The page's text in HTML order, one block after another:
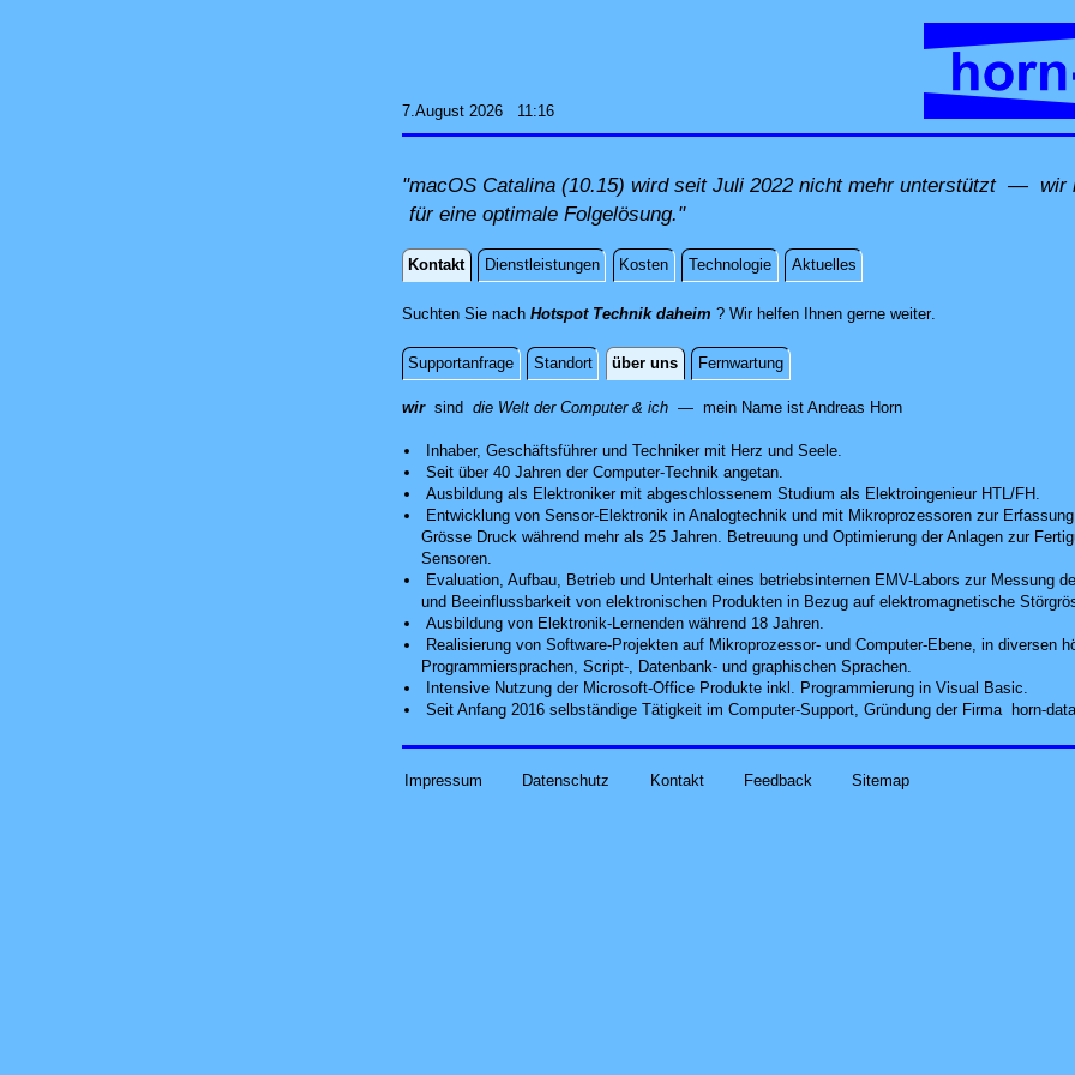
7.August 2026 11:16
"macOS Catalina (10.15) wird seit Juli 2022 nicht mehr unterstützt — wir
für eine optimale Folgelösung."
Kontakt Dienstleistungen Kosten Technologie Aktuelles
Kontakt
Suchten Sie nach Hotspot Technik daheim ? Wir helfen Ihnen gerne weiterdirekt vor Ort
.
Supportanfrage Standort über uns Fernwartung
über uns
wirsind die Welt der Computer & ich— mein Name ist Andreas Horn
Inhaber, Geschäftsführer und Techniker mit Herz und Seele.
Seit über 40 Jahren der Computer-Technik angetan.
Ausbildung als Elektroniker mit abgeschlossenem Studium als Elektroingenieur HTL/FH.
Entwicklung von Sensor-Elektronik in Analogtechnik und mit Mikroprozessoren zur
Grösse Druck während mehr als 25 Jahren. Betreuung und Optimierung der Anlagen zur
Sensoren.
Evaluation, Aufbau, Betrieb und Unterhalt eines betriebsinternen EMV-Labors zur Messung
und Beeinflussbarkeit von elektronischen Produkten in Bezug auf elektromagnetische
Ausbildung von Elektronik-Lernenden während 18 Jahren.
Realisierung von Software-Projekten auf Mikro­prozessor- und Computer-Ebene, in diversen
Programmiersprachen, Script-, Datenbank- und graphischen Sprachen.
Intensive Nutzung der Microsoft-Office Produkte inkl. Programmierung in Visual Basic.
Seit Anfang 2016 selbständige Tätigkeit im Computer-Support, Gründung der Firma horn-data.
Impressum Datenschutz Kontakt Feedback Sitemap